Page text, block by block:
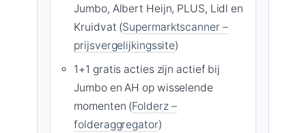
Jumbo, Albert Heijn, PLUS, Lidl en
Kruidvat (Supermarktscanner –
prijsvergelijkingssite)
1+1 gratis acties zijn actief bij
Jumbo en AH op wisselende
momenten (Folderz –
folderaggregator)